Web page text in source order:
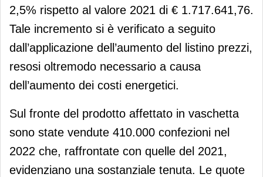
2,5% rispetto al valore 2021 di € 1.717.641,76.
Tale incremento si è verificato a seguito
dall’applicazione dell’aumento del listino prezzi,
resosi oltremodo necessario a causa
dell’aumento dei costi energetici.
Sul fronte del prodotto affettato in vaschetta
sono state vendute 410.000 confezioni nel
2022 che, raffrontate con quelle del 2021,
evidenziano una sostanziale tenuta. Le quote